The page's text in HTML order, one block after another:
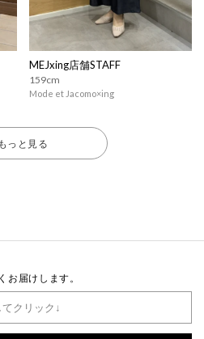
MEJxing店舗STAFF
159cm
Mode et Jacomo×ing
もっと見る
お届けします。